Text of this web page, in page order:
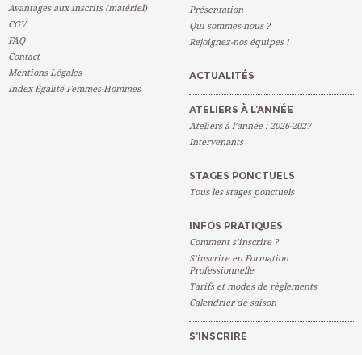
Avantages aux inscrits (matériel)
CGV
FAQ
Contact
Mentions Légales
Index Égalité Femmes-Hommes
Présentation
Qui sommes-nous ?
Rejoignez-nos équipes !
ACTUALITÉS
ATELIERS À L’ANNÉE
Ateliers à l’année : 2026-2027
Intervenants
STAGES PONCTUELS
Tous les stages ponctuels
INFOS PRATIQUES
Comment s’inscrire ?
S’inscrire en Formation
Professionnelle
Tarifs et modes de règlements
Calendrier de saison
S’INSCRIRE